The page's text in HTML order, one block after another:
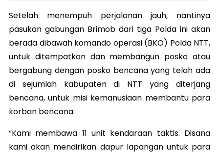
Setelah menempuh perjalanan jauh, nantinya
pasukan gabungan Brimob dari tiga Polda ini akan
berada dibawah komando operasi (BKO) Polda NTT,
untuk ditempatkan dan membangun posko atau
bergabung dengan posko bencana yang telah ada
di sejumlah kabupaten di NTT yang diterjang
bencana, untuk misi kemanusiaan membantu para
korban bencana.
“Kami membawa 11 unit kendaraan taktis. Disana
kami akan mendirikan dapur lapangan untuk para